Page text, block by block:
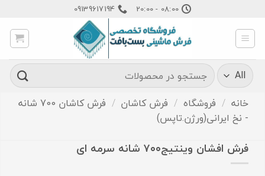
content
08:00 - 20:00
09139617194
جستجو
برای:
خانه / فروشگاه / فرش کاشان /
فرش کاشان 700 شانه
- نخ ایرانی(ورژن.تاپس)
فرش افشان وینتیج۷۰۰ شانه سرمه ای